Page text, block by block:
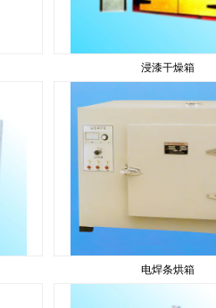
浸漆干燥箱
电焊条烘箱